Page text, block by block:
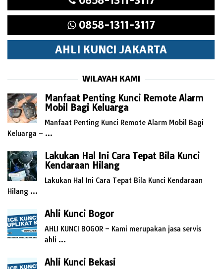
0858-1311-3117
AHLI KUNCI JAKARTA
WILAYAH KAMI
Manfaat Penting Kunci Remote Alarm
Mobil Bagi Keluarga
Manfaat Penting Kunci Remote Alarm Mobil Bagi
Keluarga – …
Lakukan Hal Ini Cara Tepat Bila Kunci
Kendaraan Hilang
Lakukan Hal Ini Cara Tepat Bila Kunci Kendaraan
Hilang …
Ahli Kunci Bogor
AHLI KUNCI BOGOR – Kami merupakan jasa servis
ahli …
Ahli Kunci Bekasi